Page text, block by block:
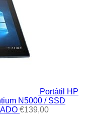
Portátil HP
N5000 / SSD
€139,00